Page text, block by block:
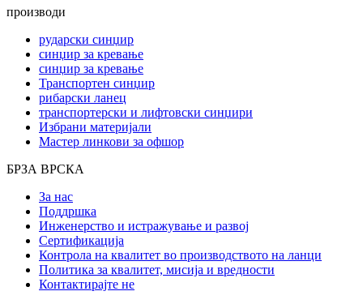
производи
рударски синџир
синџир за кревање
синџир за кревање
Транспортен синџир
рибарски ланец
транспортерски и лифтовски синџири
Избрани материјали
Мастер линкови за офшор
БРЗА ВРСКА
За нас
Поддршка
Инженерство и истражување и развој
Сертификација
Контрола на квалитет во производството на ланци
Политика за квалитет, мисија и вредности
Контактирајте не